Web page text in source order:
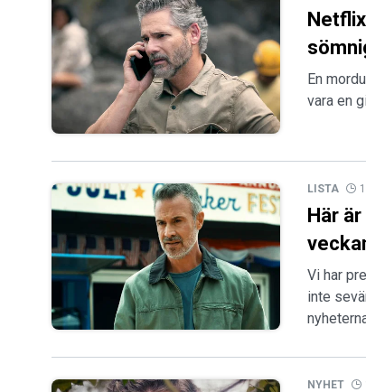
En
vara en
LISTA
Här
Vi har
inte
NYHET